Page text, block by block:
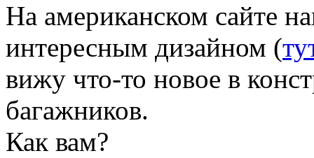
На американском сайте
интересным дизайном (
вижу что-то новое в
багажников.
Как вам?